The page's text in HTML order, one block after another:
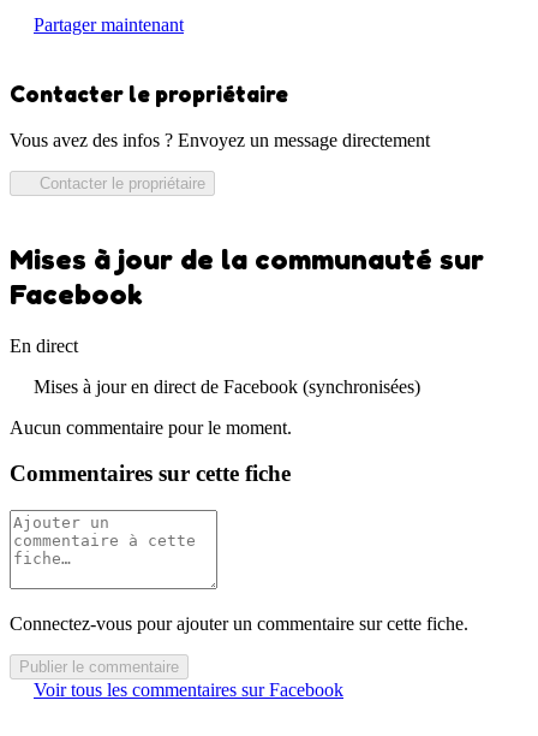
Partager maintenant
Contacter le propriétaire
Vous avez des infos ? Envoyez un message directement
Contacter le propriétaire
Mises à jour de la communauté sur
Facebook
En direct
Mises à jour en direct de Facebook (synchronisées)
Aucun commentaire pour le moment.
Commentaires sur cette fiche
Connectez-vous pour ajouter un commentaire sur cette fiche.
Publier le commentaire
Voir tous les commentaires sur Facebook